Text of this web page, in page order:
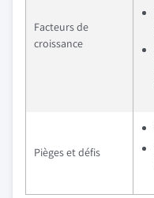
Facteurs de
croissance
Pièges et défis